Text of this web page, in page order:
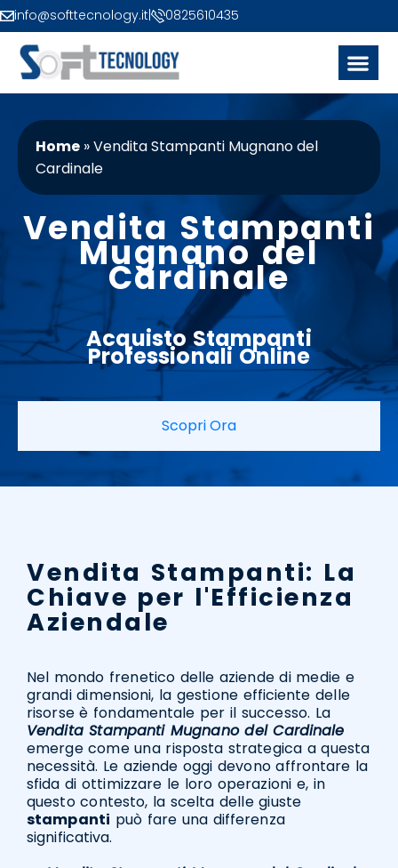
info@softtecnology.it 0825610435
Home »Vendita Stampanti Mugnano del
Cardinale
Vendita Stampanti
Mugnano del
Cardinale
Acquisto Stampanti
Professionali Online
Scopri Ora
Vendita Stampanti: La
Chiave per l'Efficienza
Aziendale
Nel mondo frenetico delle aziende di medie e
grandi dimensioni, la gestione efficiente delle
risorse è fondamentale per il successo. La
Vendita Stampanti Mugnano del Cardinale
emerge come una risposta strategica a questa
necessità. Le aziende oggi devono affrontare la
sfida di ottimizzare le loro operazioni e, in
questo contesto, la scelta delle giuste
stampanti può fare una differenza
significativa.